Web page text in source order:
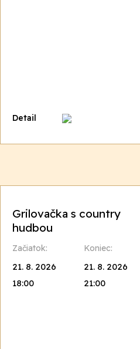
Detail
Grilovačka s country
hudbou
Začiatok:
21. 8. 2026
18:00
Koniec:
21. 8. 2026
21:00